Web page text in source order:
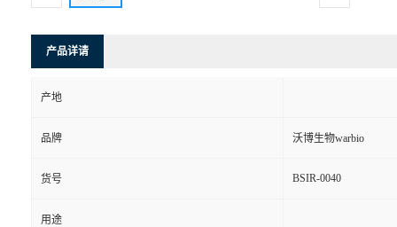
产品详请
产地
品牌 沃博生物warbio
货号 BSIR-0040
用途